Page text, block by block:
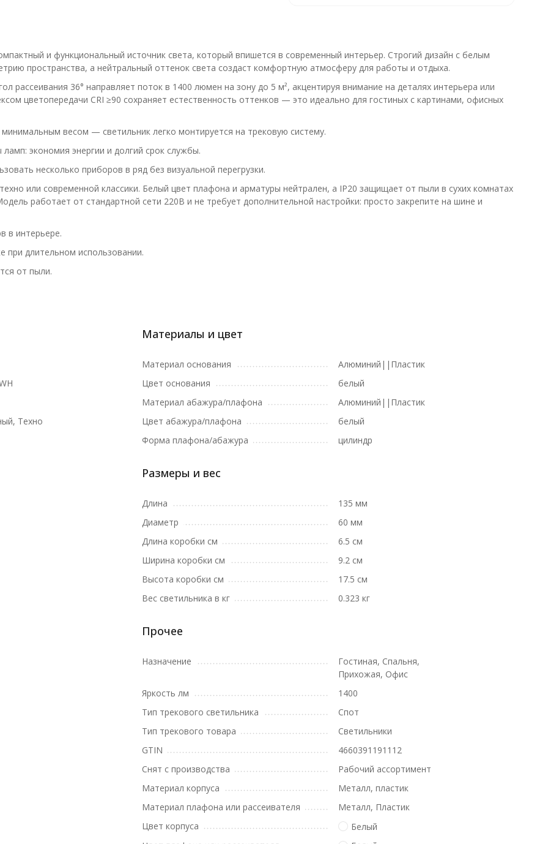
и функциональный источник света, который впишется в современный интерьер. Строгий дизайн с белым
пространства, а нейтральный оттенок света создаст комфортную атмосферу для работы и отдыха.
рассеивания 36° направляет поток в 1400 люмен на зону до 5 м², акцентируя внимание на деталях интерьера или
цветопередачи CRI ≥90 сохраняет естественность оттенков — это идеально для гостиных с картинами, офисных
весом — светильник легко монтируется на трековую систему.
экономия энергии и долгий срок службы.
несколько приборов в ряд без визуальной перегрузки.
или современной классики. Белый цвет плафона и арматуры нейтрален, а IP20 защищает от пыли в сухих комнатах
работает от стандартной сети 220В и не требует дополнительной настройки: просто закрепите на шине и
в интерьере.
при длительном использовании.
от пыли.
Техно
Материалы и цвет
Материал основания
Алюминий||Пластик
Цвет основания
белый
Материал абажура/плафона
Алюминий||Пластик
Цвет абажура/плафона
белый
Форма плафона/абажура
цилиндр
Размеры и вес
Длина
135 мм
Диаметр
60 мм
Длина коробки см
6.5 см
Ширина коробки см
9.2 см
Высота коробки см
17.5 см
Вес светильника в кг
0.323 кг
Прочее
Назначение
Гостиная, Спальня,
Прихожая, Офис
Яркость лм
1400
Тип трекового светильника
Спот
Тип трекового товара
Светильники
GTIN
4660391191112
Снят с производства
Рабочий ассортимент
Материал корпуса
Металл, пластик
Материал плафона или рассеивателя
Металл, Пластик
Цвет корпуса
Белый